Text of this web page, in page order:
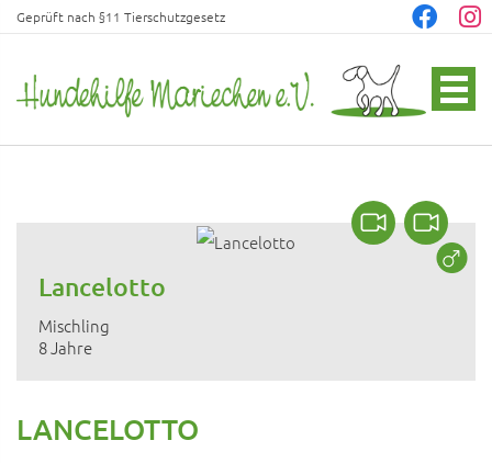
Geprüft nach §11 Tierschutzgesetz
Lancelotto
Mischling
8 Jahre
LANCELOTTO